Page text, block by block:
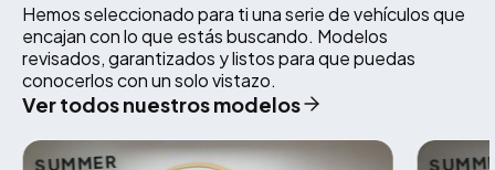
Hemos seleccionado para ti una serie de vehículos que
encajan con lo que estás buscando. Modelos
revisados, garantizados y listos para que puedas
conocerlos con un solo vistazo.
Ver todos nuestros modelos
SUMMER